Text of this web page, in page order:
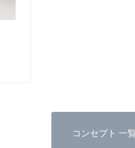
コンセプト 一